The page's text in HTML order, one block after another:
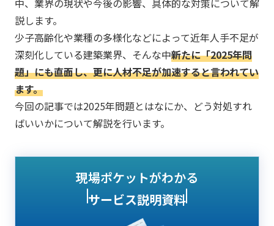
中、業界の現状や今後の影響、具体的な対策について解
説します。
少子高齢化や業種の多様化などによって近年人手不足が
深刻化している建築業界、そんな中新たに「2025年問
題」にも直面し、更に人材不足が加速すると言われてい
ます。
今回の記事では2025年問題とはなにか、どう対処すれ
ばいいかについて解説を行います。
現場ポケットがわかる
サービス説明資料